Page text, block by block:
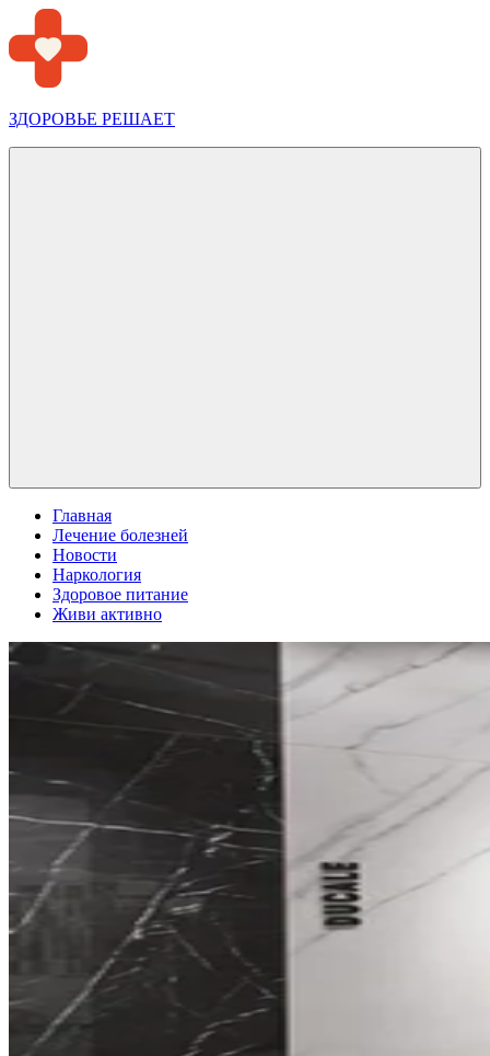
Перейти
к
содержимому
ЗДОРОВЬЕ РЕШАЕТ
Главная
Лечение болезней
Новости
Наркология
Здоровое питание
Живи активно